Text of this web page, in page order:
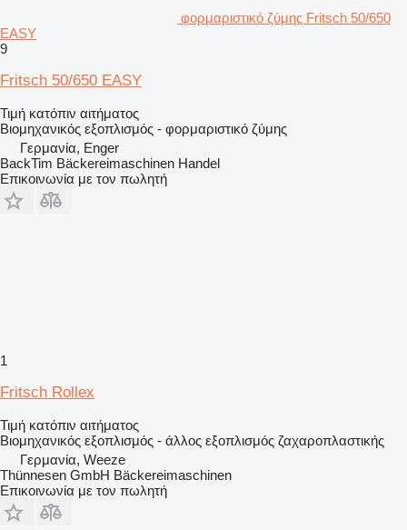
φορμαριστικό ζύμης Fritsch 50/650
EASY
9
Fritsch 50/650 EASY
Τιμή κατόπιν αιτήματος
Βιομηχανικός εξοπλισμός - φορμαριστικό ζύμης
Γερμανία, Enger
BackTim Bäckereimaschinen Handel
Επικοινωνία με τον πωλητή
1
Fritsch Rollex
Τιμή κατόπιν αιτήματος
Βιομηχανικός εξοπλισμός - άλλος εξοπλισμός ζαχαροπλαστικής
Γερμανία, Weeze
Thünnesen GmbH Bäckereimaschinen
Επικοινωνία με τον πωλητή